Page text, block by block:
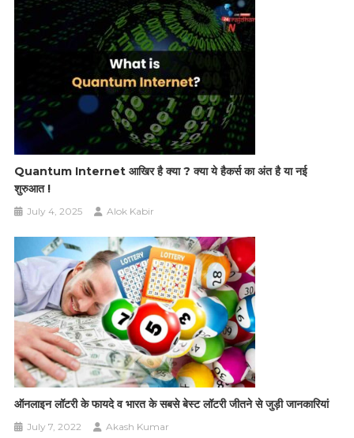
Quantum Internet आखिर है क्या ? क्या ये हैकर्स का अंत है या नई
शुरुआत !
July 4, 2025 Alok Kabir
ऑनलाइन लॉटरी के फायदे व भारत के सबसे बेस्ट लॉटरी जीतने से जुड़ी जानकारियां
July 7, 2022 Akash Kumar